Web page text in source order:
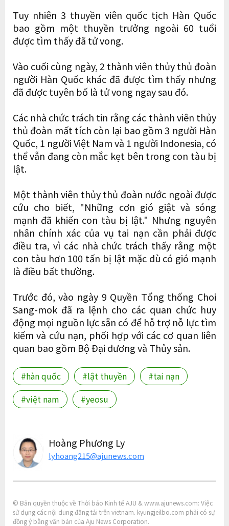
Tuy nhiên 3 thuyền viên quốc tịch Hàn Quốc
bao gồm một thuyền trưởng ngoài 60 tuổi
được tìm thấy đã tử vong.
Vào cuối cùng ngày, 2 thành viên thủy thủ đoàn
người Hàn Quốc khác đã được tìm thấy nhưng
đã được tuyên bố là tử vong ngay sau đó.
Các nhà chức trách tin rằng các thành viên thủy
thủ đoàn mất tích còn lại bao gồm 3 người Hàn
Quốc, 1 người Việt Nam và 1 người Indonesia, có
thể vẫn đang còn mắc kẹt bên trong con tàu bị
lật.
Một thành viên thủy thủ đoàn nước ngoài được
cứu cho biết, "Những cơn gió giật và sóng
mạnh đã khiến con tàu bị lật." Nhưng nguyên
nhân chính xác của vụ tai nạn cần phải được
điều tra, vì các nhà chức trách thấy rằng một
con tàu hơn 100 tấn bị lật mặc dù có gió mạnh
là điều bất thường.
Trước đó, vào ngày 9 Quyền Tổng thống Choi
Sang-mok đã ra lệnh cho các quan chức huy
động mọi nguồn lực sẵn có để hỗ trợ nỗ lực tìm
kiếm và cứu nạn, phối hợp với các cơ quan liên
quan bao gồm Bộ Đại dương và Thủy sản.
#hàn quốc #lật thuyền
#tai nạn
#việt nam
#yeosu
Hoàng Phương Ly
lyhoang215@ajunews.com
© Bản quyền thuộc về Thời báo Kinh tế AJU & www.ajunews.com: Việc
sử dụng các nội dung đăng tải trên vietnam. kyungjeilbo.com phải có sự
đồng ý bằng văn bản của Aju News Corporation.